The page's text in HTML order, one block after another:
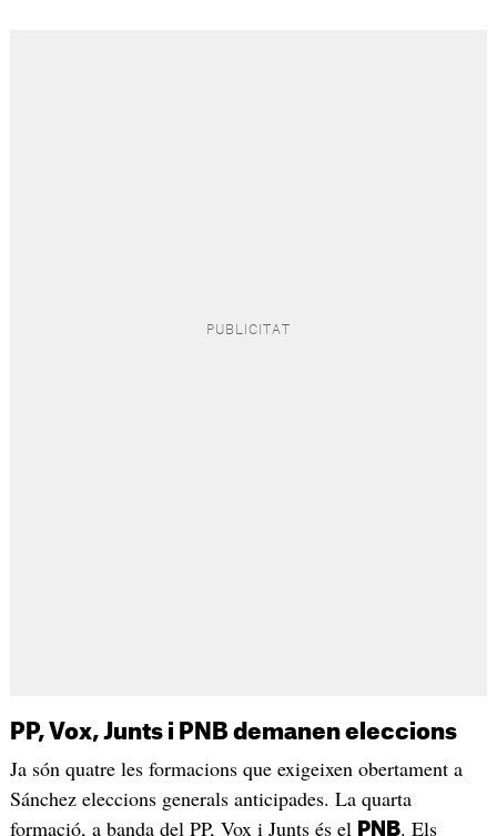
PP, Vox, Junts i PNB demanen eleccions
Ja són quatre les formacions que exigeixen obertament a
Sánchez eleccions generals anticipades. La quarta
formació, a banda del PP, Vox i Junts és el PNB. Els